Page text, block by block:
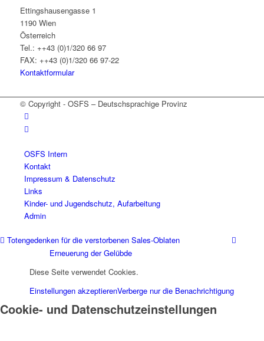
Ettingshausengasse 1
1190 Wien
Österreich
Tel.: ++43 (0)1/320 66 97
FAX: ++43 (0)1/320 66 97-22
Kontaktformular
© Copyright - OSFS – Deutschsprachige Provinz
OSFS Intern
Kontakt
Impressum & Datenschutz
Links
Kinder- und Jugendschutz, Aufarbeitung
Admin
Totengedenken für die verstorbenen Sales-Oblaten
Erneuerung der Gelübde
Diese Seite verwendet Cookies.
Einstellungen akzeptierenVerberge nur die Benachrichtigung
Cookie- und Datenschutzeinstellungen